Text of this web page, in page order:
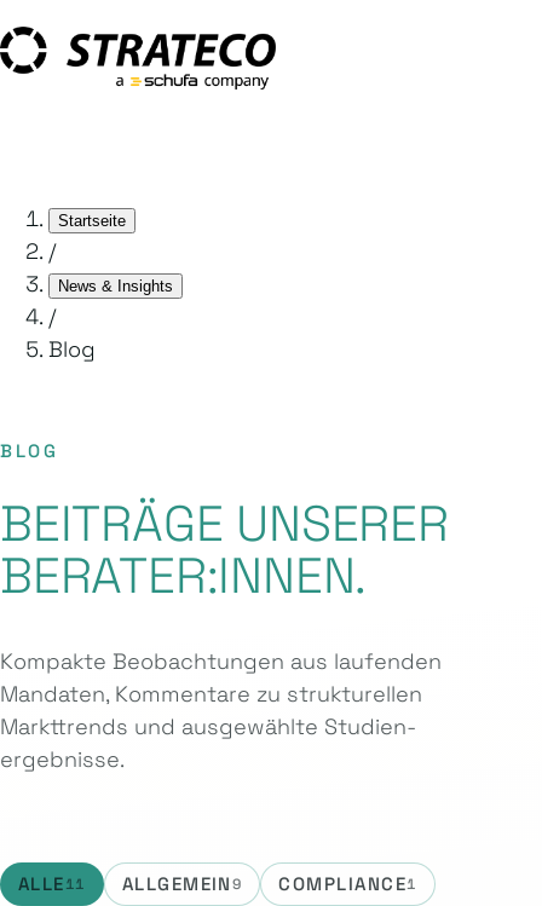
Startseite
/
News & Insights
/
Blog
BLOG
BEITRÄGE UNSERER
BERATER:INNEN.
Kompakte Beobachtungen aus laufenden
Mandaten, Kommentare zu strukturellen
Markttrends und ausgewählte Studien­
ergebnisse.
ALLE11 ALLGEMEIN9 COMPLIANCE1